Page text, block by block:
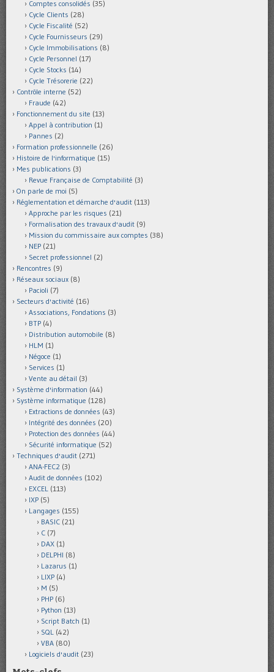
Comptes consolidés (35)
Cycle Clients (28)
Cycle Fiscalité (52)
Cycle Fournisseurs (29)
Cycle Immobilisations (8)
Cycle Personnel (17)
Cycle Stocks (14)
Cycle Trésorerie (22)
Contrôle interne (52)
Fraude (42)
Fonctionnement du site (13)
Appel à contribution (1)
Pannes (2)
Formation professionnelle (26)
Histoire de l'informatique (15)
Mes publications (3)
Revue Française de Comptabilité (3)
On parle de moi (5)
Réglementation et démarche d'audit (113)
Approche par les risques (21)
Formalisation des travaux d'audit (9)
Mission du commissaire aux comptes (38)
NEP (21)
Secret professionnel (2)
Rencontres (9)
Réseaux sociaux (8)
Pacioli (7)
Secteurs d'activité (16)
Associations, Fondations (3)
BTP (4)
Distribution automobile (8)
HLM (1)
Négoce (1)
Services (1)
Vente au détail (3)
Système d'information (44)
Système informatique (128)
Extractions de données (43)
Intégrité des données (20)
Protection des données (44)
Sécurité informatique (52)
Techniques d'audit (271)
ANA-FEC2 (3)
Audit de données (102)
EXCEL (113)
IXP (5)
Langages (155)
BASIC (21)
C (7)
DAX (1)
DELPHI (8)
Lazarus (1)
LIXP (4)
M (5)
PHP (6)
Python (13)
Script Batch (1)
SQL (42)
VBA (80)
Logiciels d'audit (23)